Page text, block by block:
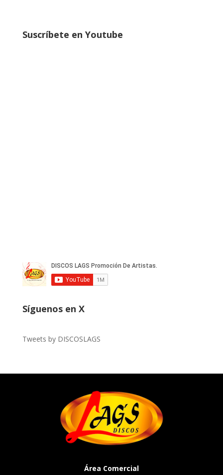
Suscríbete en Youtube
Síguenos en X
Tweets by DISCOSLAGS
Área Comercial